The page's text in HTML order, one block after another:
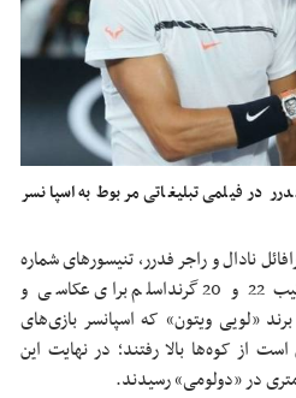
در فیلمی تبلیغاتی مربوط به اسپانسر
نادال و راجر فدرر، تنیسورهای شماره
یک پیشین جهان و برنده به ترتیب 22 و 20 گرنداسلم برای عکاسی و
«لویی ویتون» که اسپانسر بازی‌های
2024 پاریس است از کوه‌ها بالا رفتند؛ در نهایت این